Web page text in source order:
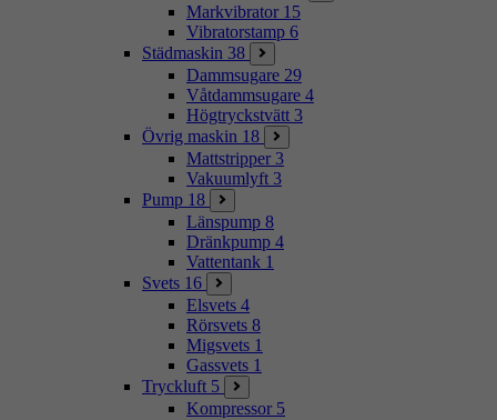
Markvibrator 15
Vibratorstamp 6
Städmaskin 38
Dammsugare 29
Våtdammsugare 4
Högtryckstvätt 3
Övrig maskin 18
Mattstripper 3
Vakuumlyft 3
Pump 18
Länspump 8
Dränkpump 4
Vattentank 1
Svets 16
Elsvets 4
Rörsvets 8
Migsvets 1
Gassvets 1
Tryckluft 5
Kompressor 5